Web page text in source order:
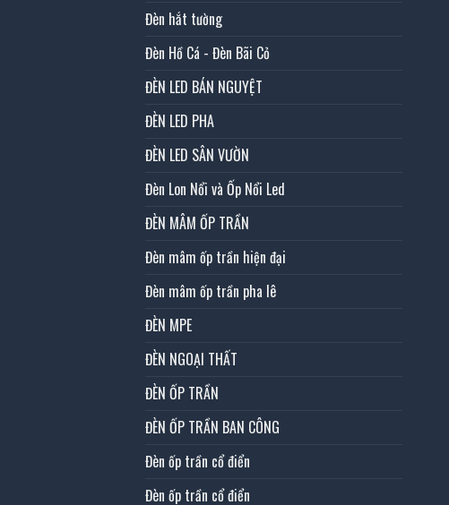
Đèn hắt tường
Đèn Hồ Cá - Đèn Bãi Cỏ
ĐÈN LED BÁN NGUYỆT
ĐÈN LED PHA
ĐÈN LED SÂN VƯỜN
Đèn Lon Nổi và Ốp Nổi Led
ĐÈN MÂM ỐP TRẦN
Đèn mâm ốp trần hiện đại
Đèn mâm ốp trần pha lê
ĐÈN MPE
ĐÈN NGOẠI THẤT
ĐÈN ỐP TRẦN
ĐÈN ỐP TRẦN BAN CÔNG
Đèn ốp trần cổ điển
Đèn ốp trần cổ điển